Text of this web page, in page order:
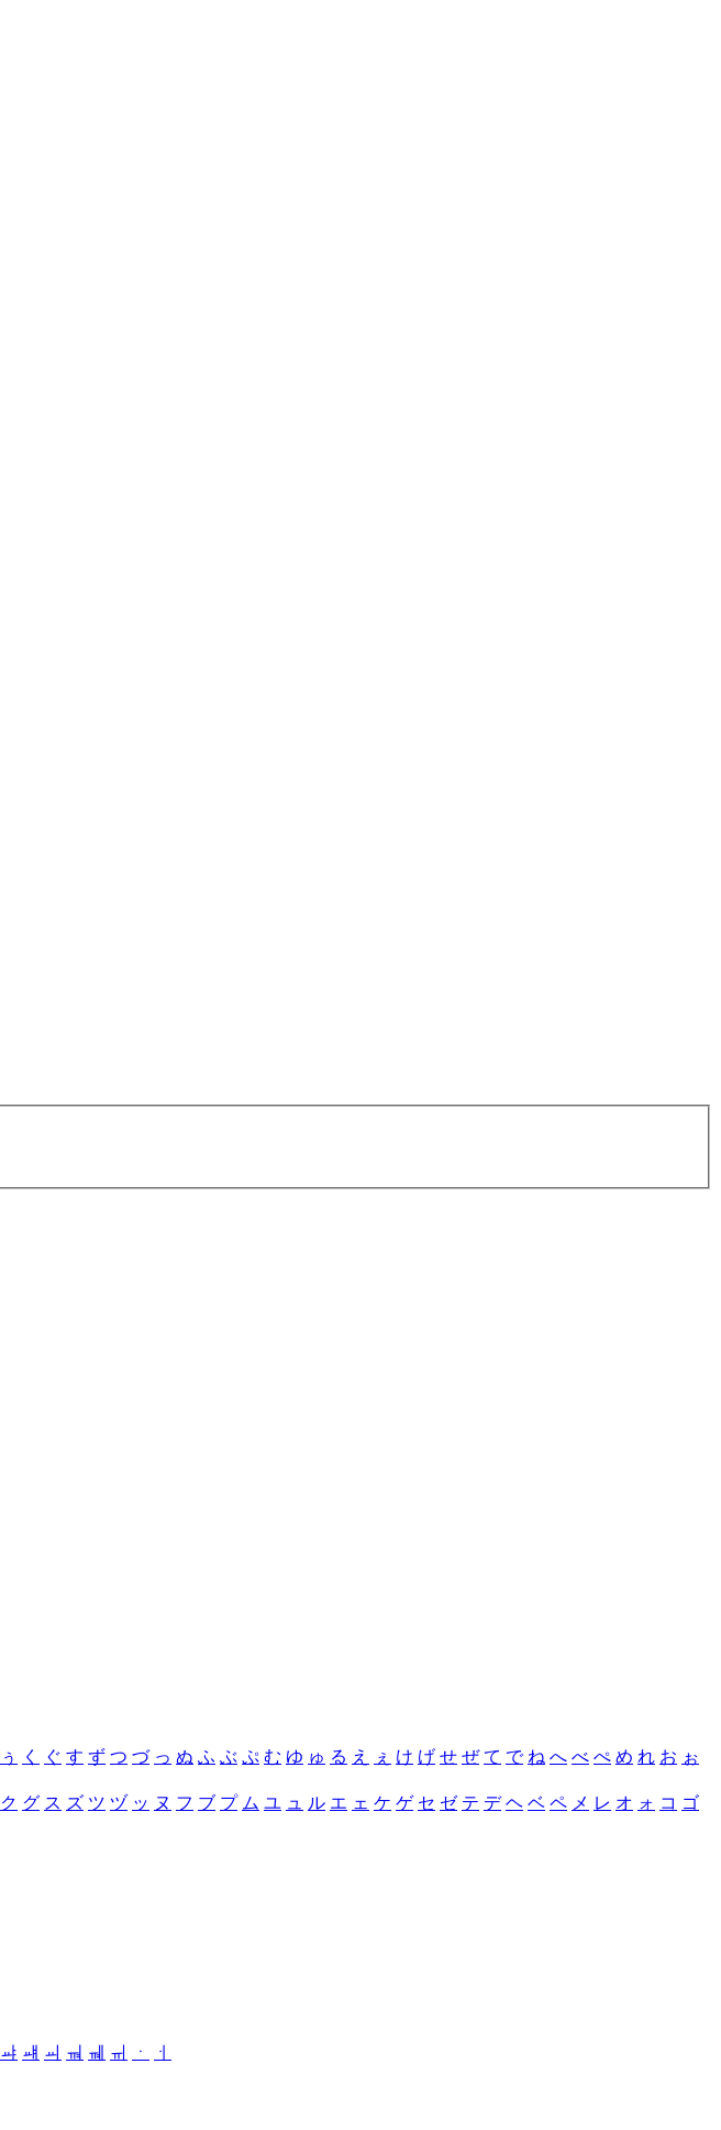
ぅ く ぐ す ず つ づ っ ぬ ふ ぶ ぷ む ゆ ゅ る え ぇ け げ せ ぜ て で ね へ べ ぺ め れ お ぉ
ク グ ス ズ ツ ヅ ッ ヌ フ ブ プ ム ユ ュ ル エ ェ ケ ゲ セ ゼ テ デ ヘ ベ ペ メ レ オ ォ コ ゴ
ㆇ ㆈ ㆉ ㆊ ㆋ ㆌ ㆍ
ㆎ